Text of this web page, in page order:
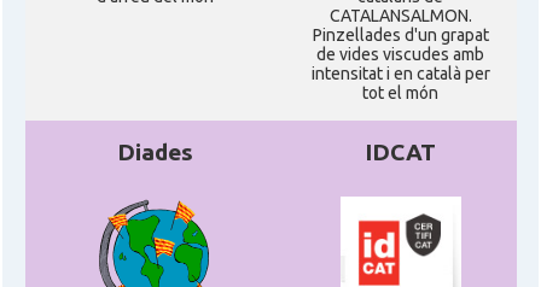
CATALANSALMON.
Pinzellades d'un grapat
de vides viscudes amb
intensitat i en català per
tot el món
Diades IDCAT